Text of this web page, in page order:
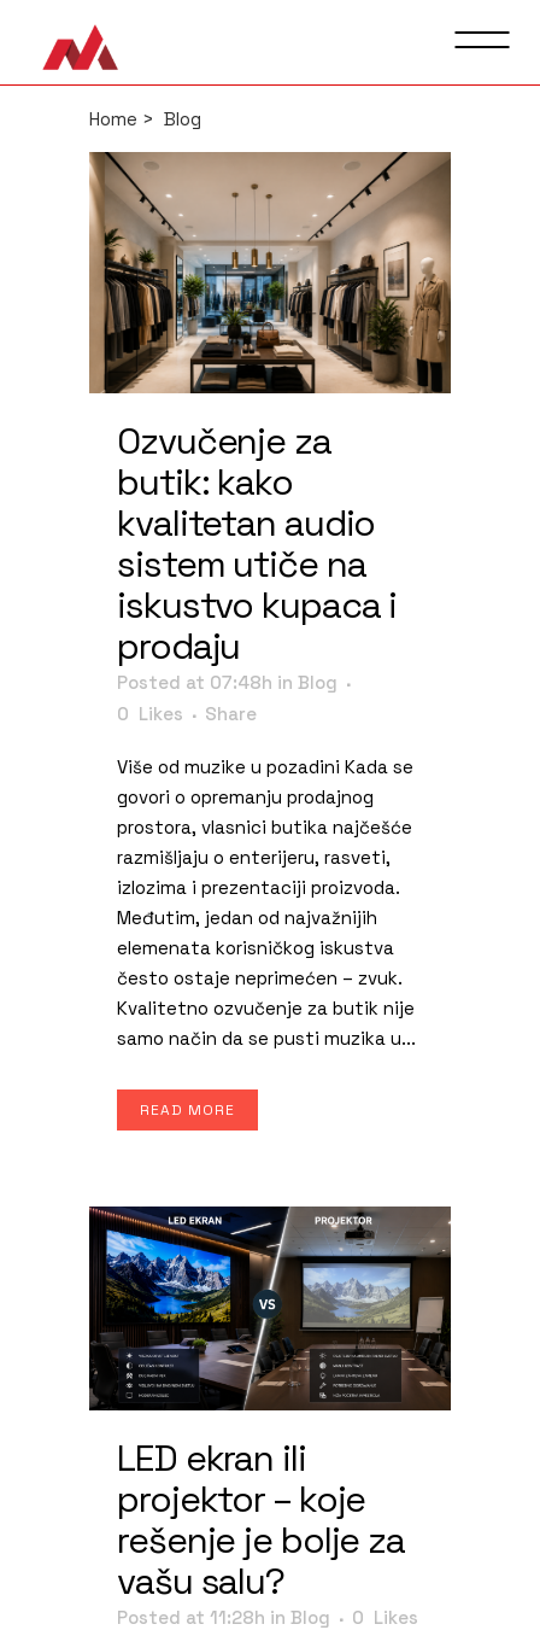
Home > Blog
Ozvučenje za
butik: kako
kvalitetan audio
sistem utiče na
iskustvo kupaca i
prodaju
Posted at 07:48h in Blog
0 Likes Share
Više od muzike u pozadini Kada se
govori o opremanju prodajnog
prostora, vlasnici butika najčešće
razmišljaju o enterijeru, rasveti,
izlozima i prezentaciji proizvoda.
Međutim, jedan od najvažnijih
elemenata korisničkog iskustva
često ostaje neprimećen – zvuk.
Kvalitetno ozvučenje za butik nije
samo način da se pusti muzika u...
READ MORE
LED ekran ili
projektor – koje
rešenje je bolje za
vašu salu?
Posted at 11:28h in Blog 0 Likes